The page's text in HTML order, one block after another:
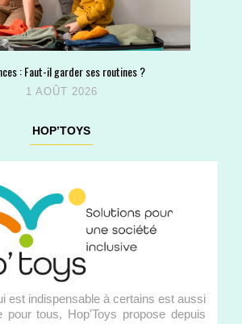
: Faut-il garder ses routines ?
1 AOÛT 2026
HOP’TOYS
est indispensable à certains est aussi
pour tous, Hop'Toys propose depuis